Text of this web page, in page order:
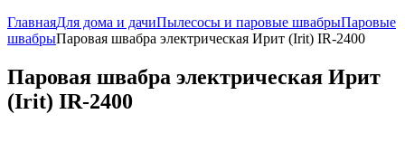
ГлавнаяДля дома и дачиПылесосы и паровые швабрыПаровые
швабрыПаровая швабра электрическая Ирит (Irit) IR-2400
Паровая швабра электрическая Ирит
(Irit) IR-2400